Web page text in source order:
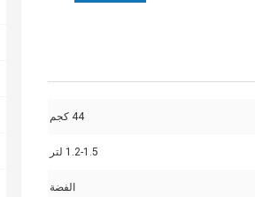
44 كجم
1.2-1.5 لتر
الفضة